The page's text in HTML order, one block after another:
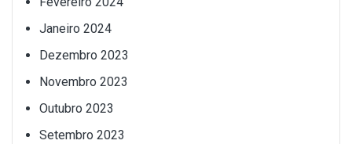
Janeiro 2024
Dezembro 2023
Novembro 2023
Outubro 2023
Setembro 2023